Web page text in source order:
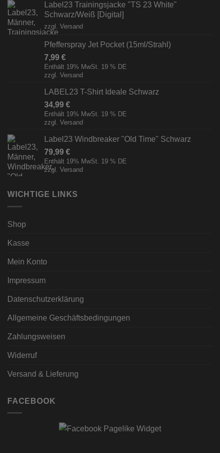
Label23 Trainingsjacke "TS 23 White"
Schwarz/Weiß [Digital]
zzgl. Versand
Pfefferspray Jet Pocket (15ml/Strahl)
7,99 €
Enthält 19% MwSt. 19 % DE
zzgl. Versand
LABEL23 T-Shirt Ideale Schwarz
34,99 €
Enthält 19% MwSt. 19 % DE
zzgl. Versand
Label23 Windbreaker "Old Time" Schwarz
79,99 €
Enthält 19% MwSt. 19 % DE
zzgl. Versand
WICHTIGE LINKS
Shop
Kasse
Mein Konto
Impressum
Datenschutzerklärung
Allgemeine Geschäftsbedingungen
Zahlungsweisen
Widerruf
Versand & Lieferung
FACEBOOK